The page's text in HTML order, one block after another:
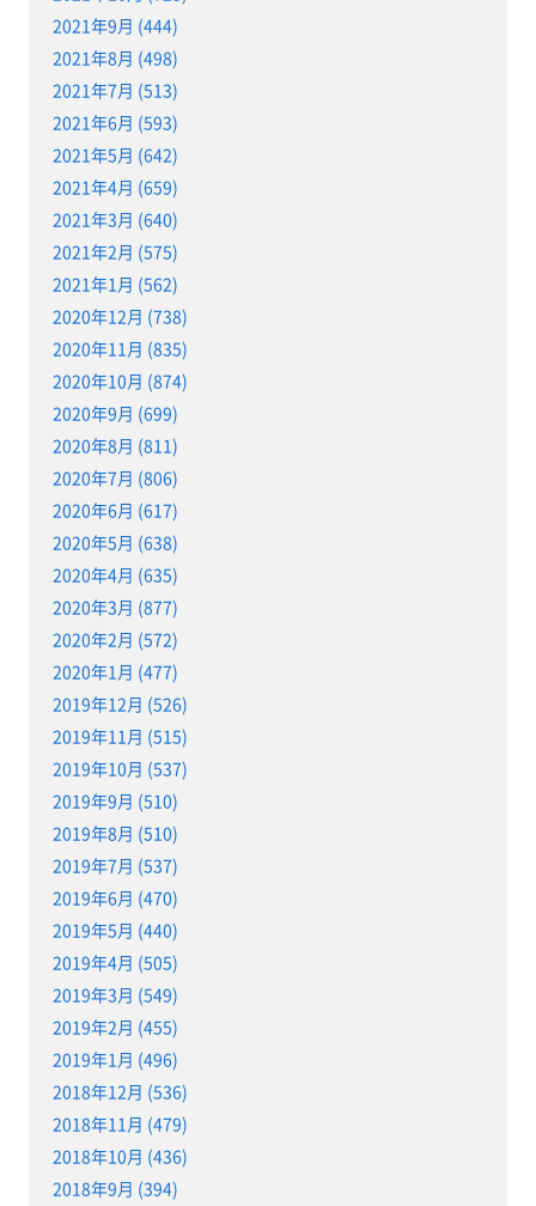
2021年9月 (444)
2021年8月 (498)
2021年7月 (513)
2021年6月 (593)
2021年5月 (642)
2021年4月 (659)
2021年3月 (640)
2021年2月 (575)
2021年1月 (562)
2020年12月 (738)
2020年11月 (835)
2020年10月 (874)
2020年9月 (699)
2020年8月 (811)
2020年7月 (806)
2020年6月 (617)
2020年5月 (638)
2020年4月 (635)
2020年3月 (877)
2020年2月 (572)
2020年1月 (477)
2019年12月 (526)
2019年11月 (515)
2019年10月 (537)
2019年9月 (510)
2019年8月 (510)
2019年7月 (537)
2019年6月 (470)
2019年5月 (440)
2019年4月 (505)
2019年3月 (549)
2019年2月 (455)
2019年1月 (496)
2018年12月 (536)
2018年11月 (479)
2018年10月 (436)
2018年9月 (394)